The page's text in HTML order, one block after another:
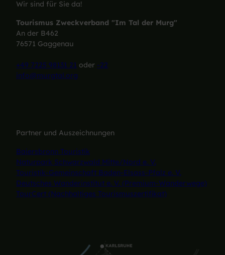
Wir sind für Sie da!
Tourismus Zweckverband "Im Tal der Murg"
An der B462
76571 Gaggenau
+49 7225 98131 21 oder -22
info@murgtal.org
Partner und Auszeichnungen
Baiersbronn Touristik
Naturpark Schwarzwald Mitte/Nord e. V.
Touristik-Gemeinschaft Baden-Elsass-Pfalz e. V.
Deutsches Wanderinstitut e. V. (Premium-Wanderwege)
TourCert (Nachhaltiges Tourismuszertifikat)